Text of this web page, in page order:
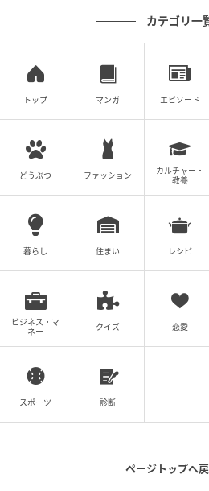
カテゴリ一
トップ マンガ エピソード
どうぶつ ファッション
カルチャー・
教養
暮らし 住まい レシピ
ビジネス・マ
ネー
クイズ 恋愛
スポーツ 診断
ページトップへ